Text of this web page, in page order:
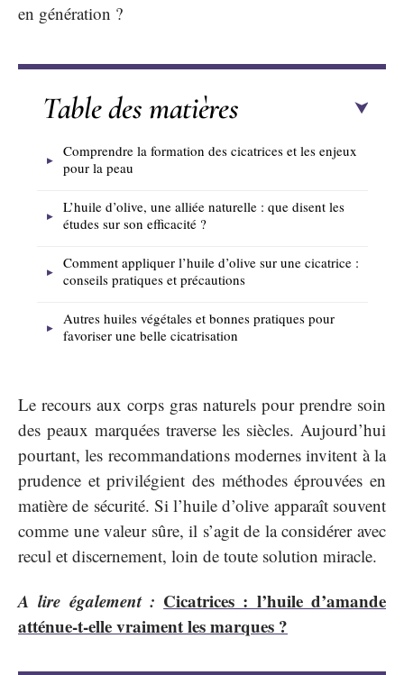
en génération ?
Table des matières
Comprendre la formation des cicatrices et les enjeux
pour la peau
L’huile d’olive, une alliée naturelle : que disent les
études sur son efficacité ?
Comment appliquer l’huile d’olive sur une cicatrice :
conseils pratiques et précautions
Autres huiles végétales et bonnes pratiques pour
favoriser une belle cicatrisation
Le recours aux corps gras naturels pour prendre soin
des peaux marquées traverse les siècles. Aujourd’hui
pourtant, les recommandations modernes invitent à la
prudence et privilégient des méthodes éprouvées en
matière de sécurité. Si l’huile d’olive apparaît souvent
comme une valeur sûre, il s’agit de la considérer avec
recul et discernement, loin de toute solution miracle.
A lire également : Cicatrices : l’huile d’amande
atténue-t-elle vraiment les marques ?